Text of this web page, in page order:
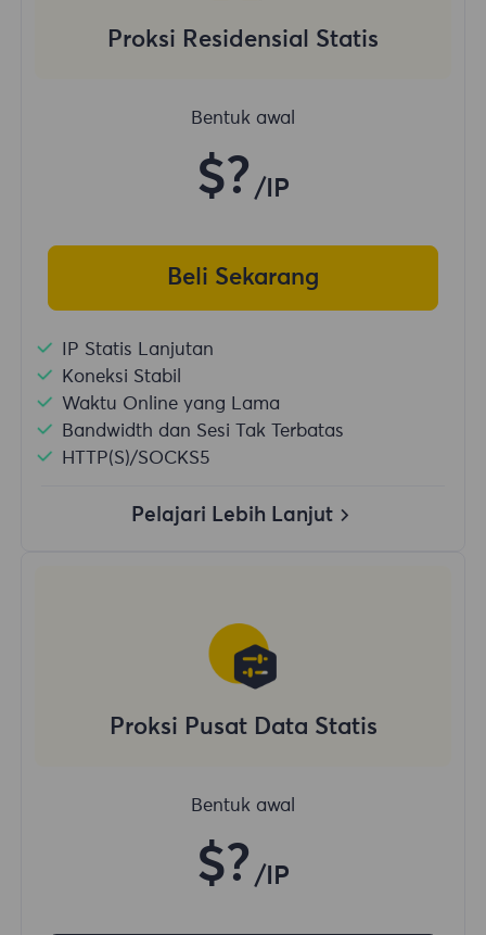
Proksi Residensial Statis
Bentuk awal
$? /IP
Beli Sekarang
IP Statis Lanjutan
Koneksi Stabil
Waktu Online yang Lama
Bandwidth dan Sesi Tak Terbatas
HTTP(S)/SOCKS5
Pelajari Lebih Lanjut
Proksi Pusat Data Statis
Bentuk awal
$? /IP